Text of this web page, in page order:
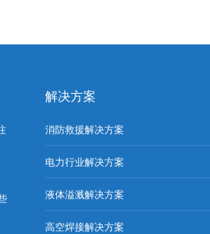
解决方案
消防救援解决方案
电力行业解决方案
液体溢溅解决方案
高空焊接解决方案